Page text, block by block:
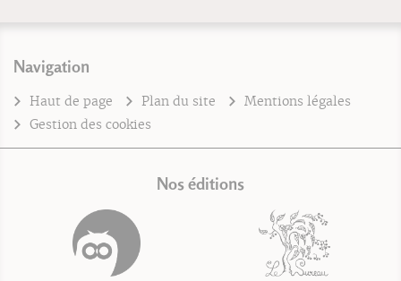
Navigation
Haut de page Plan du site
Mentions légales
Gestion des cookies
Nos éditions